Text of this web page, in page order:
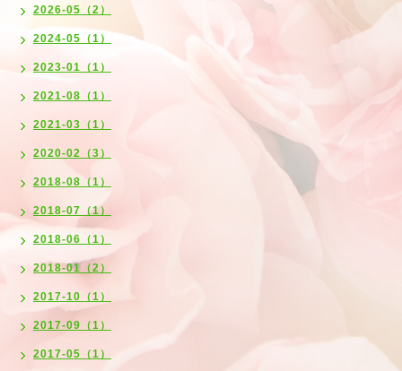
2026-05（2）
2024-05（1）
2023-01（1）
2021-08（1）
2021-03（1）
2020-02（3）
2018-08（1）
2018-07（1）
2018-06（1）
2018-01（2）
2017-10（1）
2017-09（1）
2017-05（1）